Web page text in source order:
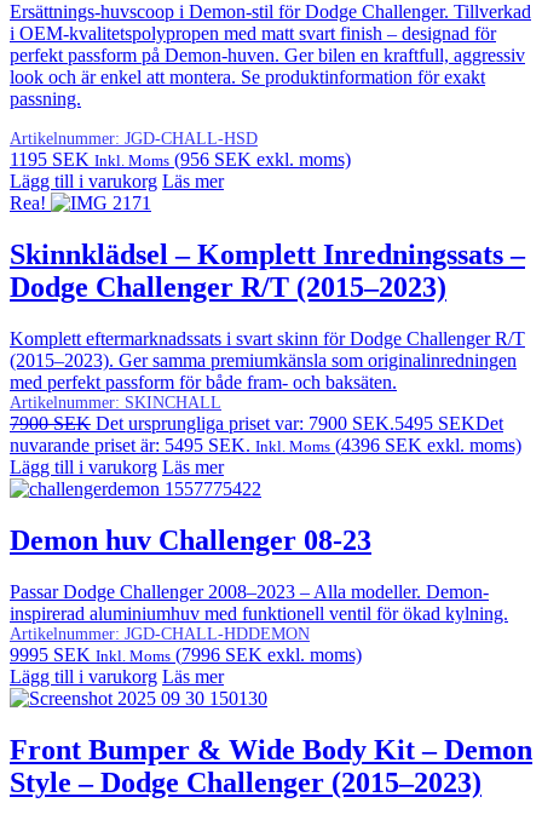
Ersättnings-huvscoop i Demon-stil för Dodge Challenger. Tillverkad
i OEM-kvalitetspolypropen med matt svart finish – designad för
perfekt passform på Demon-huven. Ger bilen en kraftfull, aggressiv
look och är enkel att montera. Se produktinformation för exakt
passning.
Artikelnummer: JGD-CHALL-HSD
1195 SEK Inkl. Moms (956 SEK exkl. moms)
Lägg till i varukorg Läs mer
Rea!
Skinnklädsel – Komplett Inredningssats –
Dodge Challenger R/T (2015–2023)
Komplett eftermarknadssats i svart skinn för Dodge Challenger R/T
(2015–2023). Ger samma premiumkänsla som originalinredningen
med perfekt passform för både fram- och baksäten.
Artikelnummer: SKINCHALL
7900SEK Det ursprungliga priset var: 7900 SEK.5495 SEKDet
nuvarande priset är: 5495 SEK. Inkl. Moms (4396 SEK exkl. moms)
Lägg till i varukorg Läs mer
Demon huv Challenger 08-23
Passar Dodge Challenger 2008–2023 – Alla modeller. Demon-
inspirerad aluminiumhuv med funktionell ventil för ökad kylning.
Artikelnummer: JGD-CHALL-HDDEMON
9995 SEK Inkl. Moms (7996 SEK exkl. moms)
Lägg till i varukorg Läs mer
Front Bumper & Wide Body Kit – Demon
Style – Dodge Challenger (2015–2023)